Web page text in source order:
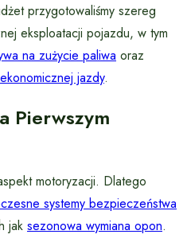
przygotowaliśmy szereg
eksploatacji pojazdu, w tym
na zużycie paliwa oraz
jazdy.
Pierwszym
motoryzacji. Dlatego
systemy bezpieczeństwa
jak sezonowa wymiana opon.